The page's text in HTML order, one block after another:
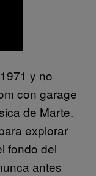
y no
con garage
de Marte.
explorar
fondo del
antes